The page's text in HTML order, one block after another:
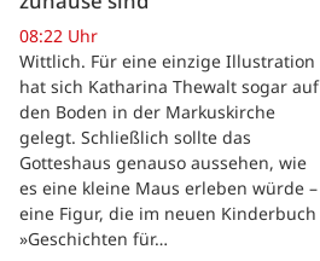
08:22 Uhr
Wittlich. Für eine einzige Illustration
hat sich Katharina Thewalt sogar auf
den Boden in der Markuskirche
gelegt. Schließlich sollte das
Gotteshaus genauso aussehen, wie
es eine kleine Maus erleben würde –
eine Figur, die im neuen Kinderbuch
»Geschichten für…